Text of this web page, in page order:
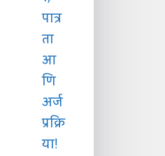
पात्र
ता
आ
णि
अर्ज
प्रक्रि
या!